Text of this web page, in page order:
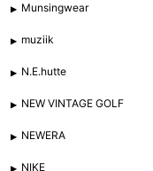
Munsingwear
muziik
N.E.hutte
NEW VINTAGE GOLF
NEWERA
NIKE